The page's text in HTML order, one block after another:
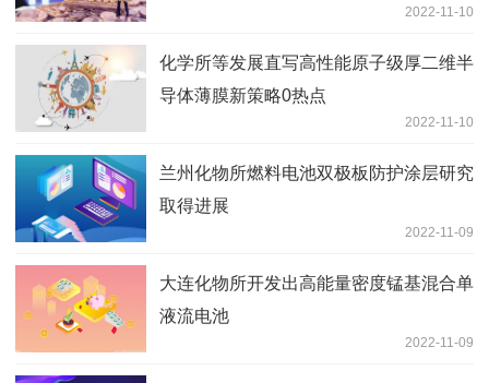
2022-11-10
化学所等发展直写高性能原子级厚二维半
导体薄膜新策略0热点
2022-11-10
兰州化物所燃料电池双极板防护涂层研究
取得进展
2022-11-09
大连化物所开发出高能量密度锰基混合单
液流电池
2022-11-09